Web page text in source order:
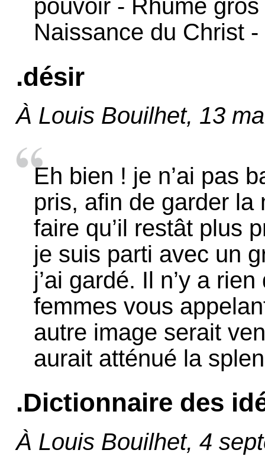
pouvoir - Rhume
Naissance du Christ
.désir
À Louis Bouilhet, 13
Eh bien ! je n’ai pas
pris, afin de garder la
faire qu’il restât plus
je suis parti avec un
j’ai gardé. Il n’y a
femmes vous
autre image serait
aurait atténué la
.Dictionnaire des
À Louis Bouilhet, 4